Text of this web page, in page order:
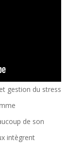
gestion du stress
de son
intègrent